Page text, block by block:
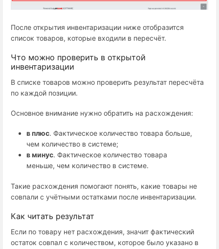
После открытия инвентаризации ниже отобразится
список товаров, которые входили в пересчёт.
Что можно проверить в открытой
инвентаризации
В списке товаров можно проверить результат пересчёта
по каждой позиции.
Основное внимание нужно обратить на расхождения:
в плюс. Фактическое количество товара больше,
чем количество в системе;
в минус. Фактическое количество товара
меньше, чем количество в системе.
Такие расхождения помогают понять, какие товары не
совпали с учётными остатками после инвентаризации.
Как читать результат
Если по товару нет расхождения, значит фактический
остаток совпал с количеством, которое было указано в